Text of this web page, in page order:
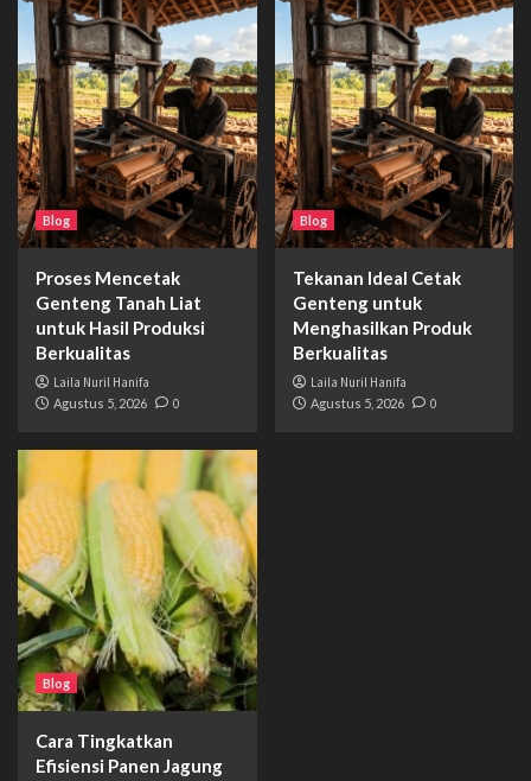
Blog
Proses Mencetak
Genteng Tanah Liat
untuk Hasil Produksi
Berkualitas
Laila Nuril Hanifa
Agustus 5, 2026 0
Blog
Tekanan Ideal Cetak
Genteng untuk
Menghasilkan Produk
Berkualitas
Laila Nuril Hanifa
Agustus 5, 2026 0
Blog
Cara Tingkatkan
Efisiensi Panen Jagung